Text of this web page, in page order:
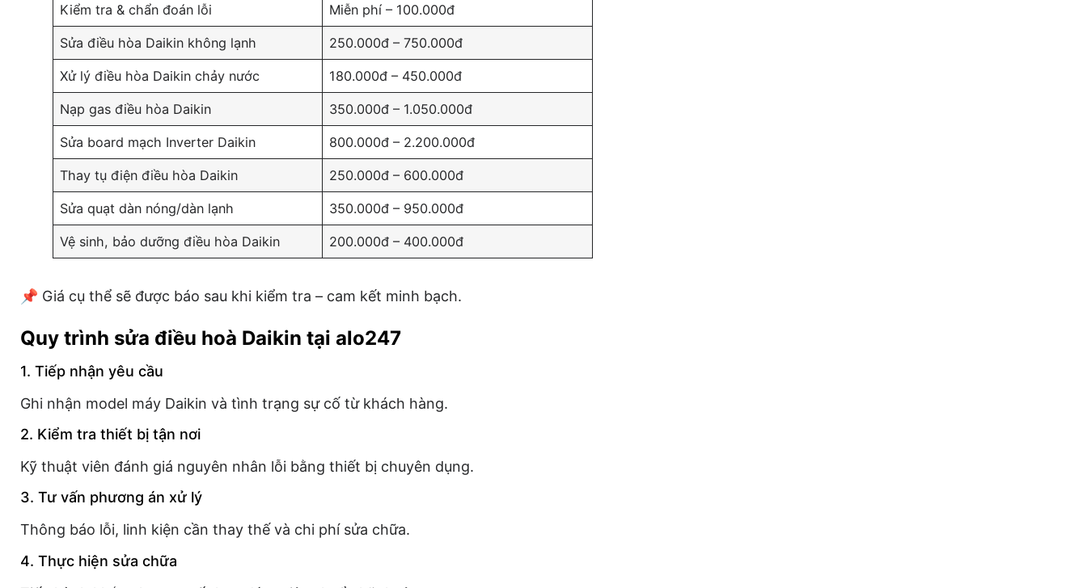
Kiểm tra & chẩn đoán lỗi Miễn phí – 100.000đ
Sửa điều hòa Daikin không lạnh 250.000đ – 750.000đ
Xử lý điều hòa Daikin chảy nước 180.000đ – 450.000đ
Nạp gas điều hòa Daikin 350.000đ – 1.050.000đ
Sửa board mạch Inverter Daikin 800.000đ – 2.200.000đ
Thay tụ điện điều hòa Daikin 250.000đ – 600.000đ
Sửa quạt dàn nóng/dàn lạnh 350.000đ – 950.000đ
Vệ sinh, bảo dưỡng điều hòa Daikin 200.000đ – 400.000đ
📌 Giá cụ thể sẽ được báo sau khi kiểm tra – cam kết minh bạch.
Quy trình sửa điều hoà Daikin tại alo247
1. Tiếp nhận yêu cầu
Ghi nhận model máy Daikin và tình trạng sự cố từ khách hàng.
2. Kiểm tra thiết bị tận nơi
Kỹ thuật viên đánh giá nguyên nhân lỗi bằng thiết bị chuyên dụng.
3. Tư vấn phương án xử lý
Thông báo lỗi, linh kiện cần thay thế và chi phí sửa chữa.
4. Thực hiện sửa chữa